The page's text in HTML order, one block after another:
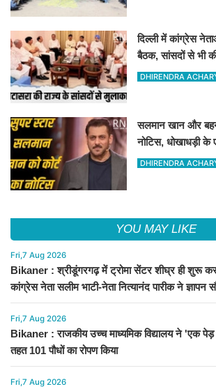
दिल्ली में कांग्रेस
बैठक, सांसदों से भी की
DHIRENDRA
सलमान खान और
नोटिस, धोखाधड़ी
नोटिस जारी किया
DHIRENDRA
YOU MAY LIKE
Fri,7 Aug 2026
Bikaner : श्रीडूंगरगढ़ में ट्रोमा सेंटर शीघ्र ही शुरू
कांग्रेस नेता सलीम भाटी-नेता नित्यानंद पारीक ने ज्ञापन
Fri,7 Aug 2026
Bikaner : राजकीय उच्च माध्यमिक विद्यालय ने 'एक
तहत 101 पौधों का रोपण किया
Fri,7 Aug 2026